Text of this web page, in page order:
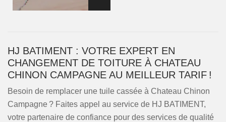
HJ BATIMENT : VOTRE EXPERT EN
CHANGEMENT DE TOITURE À CHATEAU
CHINON CAMPAGNE AU MEILLEUR TARIF !
Besoin de remplacer une tuile cassée à Chateau Chinon
Campagne ? Faites appel au service de HJ BATIMENT,
votre partenaire de confiance pour des services de qualité